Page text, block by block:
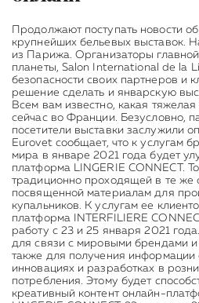
Продолжают поступать новости
крупнейших бельевых выставок.
из Парижа. Организаторы
планеты, Salon International de la
безопасности своих партнеров и
решение сделать и январскую
Всем вам известно, какая
сейчас во Франции. Безусловно,
посетители выставки заслужили
Eurovet сообщает, что к услугам
мира в январе 2021 года будет
платформа LINGERIE CONNECT.
традиционно проходящей в те же
посвященной материалам для
купальников. К услугам ее
платформа INTERFILIERE
работу с 23 и 25 января 2021
для связи с мировыми брендами
также для получения информации
инновациях и разработках в
потребления. Этому будет
креативный контент онлайн-